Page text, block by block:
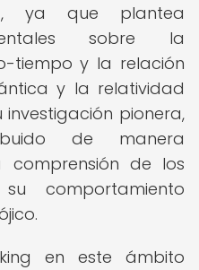
ya que plantea
sobre la
tiempo y la relación
y la relatividad
pionera,
de manera
comprensión de los
comportamiento
en este ámbito